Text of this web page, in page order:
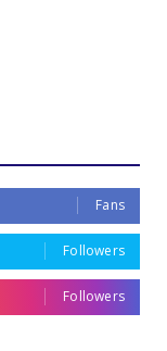
Fans
Followers
Followers